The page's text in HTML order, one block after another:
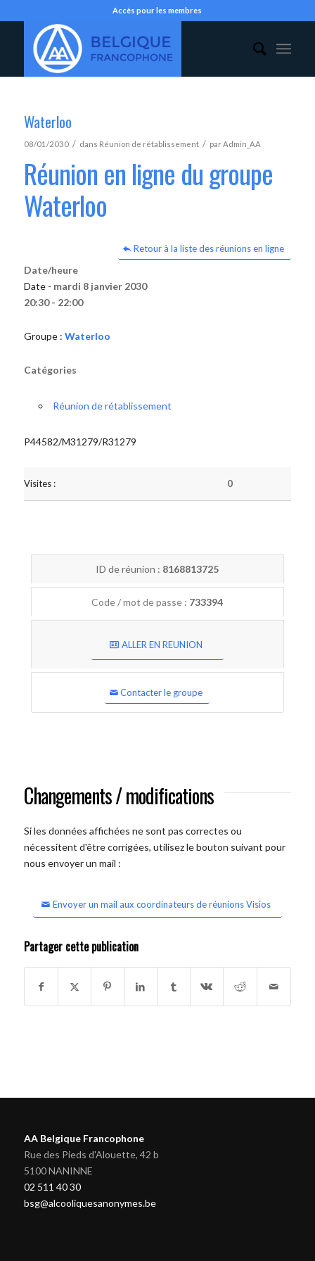
Accès pour les membres
Waterloo
08/01/2030 / dans Réunion de rétablissement / parAdmin_AA
Réunion en ligne du groupe
Waterloo
Retour à la liste des réunions en ligne
Date/heure
Date - mardi 8 janvier 2030
20:30 - 22:00
Groupe : Waterloo
Catégories
Réunion de rétablissement
P44582/M31279/R31279
Visites : 0
ID de réunion : 8168813725
Code / mot de passe : 733394
ALLER EN REUNION
Contacter le groupe
Changements / modifications
Si les données affichées ne sont pas correctes ou
nécessitent d'être corrigées, utilisez le bouton suivant pour
nous envoyer un mail :
Envoyer un mail aux coordinateurs de réunions Visios
Partager cette publication
AA Belgique Francophone
Rue des Pieds d'Alouette, 42 b
5100 NANINNE
02 511 40 30
bsg@alcooliquesanonymes.be